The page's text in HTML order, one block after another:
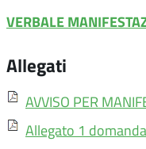
VERBALE
Allegati
AVVISO PER
Allegato 1 domanda